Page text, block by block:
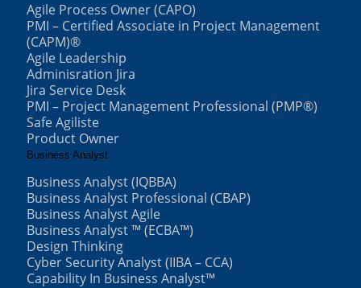
Agile Process Owner (CAPO)
PMI – Certified Associate in Project Management
(CAPM)®
Agile Leadership
Adminisration Jira
Jira Service Desk
PMI – Project Management Professional (PMP®)
Safe Agiliste
Product Owner
Business Analyst
Business Analyst (IQBBA)
Business Analyst Professional (CBAP)
Business Analyst Agile
Business Analyst ™ (ECBA™)
Design Thinking
Cyber Security Analyst (IIBA – CCA)
Capability In Business Analyst™